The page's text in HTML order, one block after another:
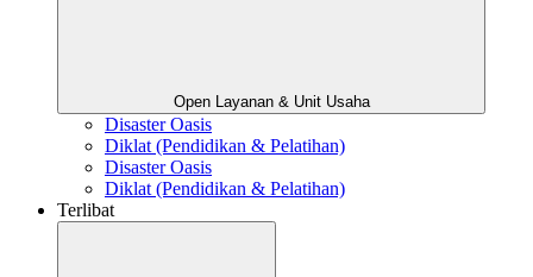
Open Layanan & Unit Usaha
Disaster Oasis
Diklat (Pendidikan & Pelatihan)
Disaster Oasis
Diklat (Pendidikan & Pelatihan)
Terlibat